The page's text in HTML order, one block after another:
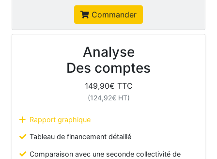
Commander
Analyse
Des comptes
149,90€ TTC
(124,92€ HT)
Rapport graphique
Tableau de financement détaillé
Comparaison avec une seconde collectivité de